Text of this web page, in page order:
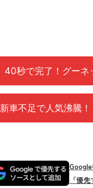
40秒で完了！グー
新車不足で人気沸騰
「優